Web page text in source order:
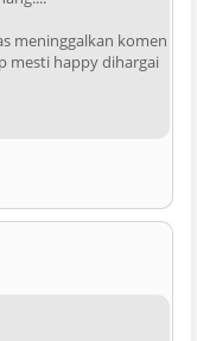
meninggalkan komen
mesti happy dihargai